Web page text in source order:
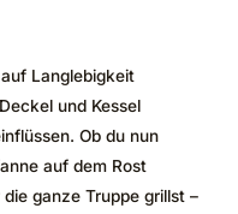
Langlebigkeit
und Kessel
Ob du nun
auf dem Rost
ganze Truppe grillst –